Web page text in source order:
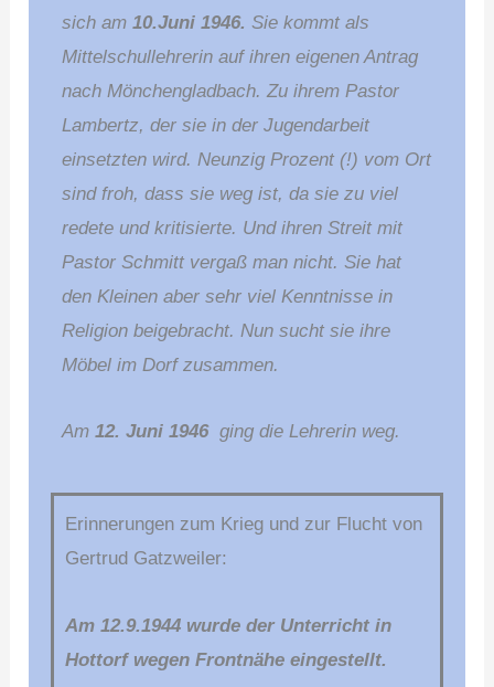
sich am 10.Juni 1946. Sie kommt als
Mittelschullehrerin auf ihren eigenen Antrag
nach Mönchengladbach. Zu ihrem Pastor
Lambertz, der sie in der Jugendarbeit
einsetzten wird. Neunzig Prozent (!) vom Ort
sind froh, dass sie weg ist, da sie zu viel
redete und kritisierte. Und ihren Streit mit
Pastor Schmitt vergaß man nicht. Sie hat
den Kleinen aber sehr viel Kenntnisse in
Religion beigebracht. Nun sucht sie ihre
Möbel im Dorf zusammen.
Am 12. Juni 1946 ging die Lehrerin weg.
Erinnerungen zum Krieg und zur Flucht von
Gertrud Gatzweiler:
Am 12.9.1944 wurde der Unterricht in
Hottorf wegen Frontnähe eingestellt.